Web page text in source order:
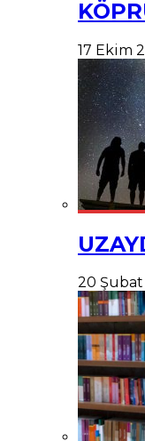
17 Ekim
20